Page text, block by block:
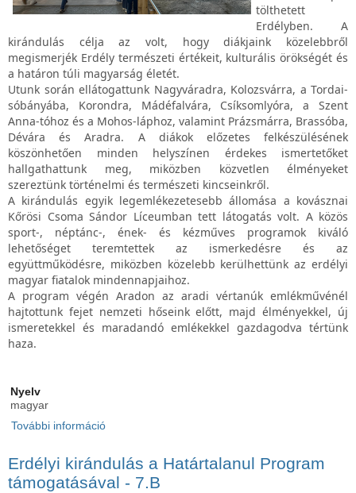
tölthetett
Erdélyben. A
kirándulás célja az volt, hogy diákjaink közelebbről
megismerjék Erdély természeti értékeit, kulturális örökségét és
a határon túli magyarság életét.
Utunk során ellátogattunk Nagyváradra, Kolozsvárra, a Tordai-
sóbányába, Korondra, Mádéfalvára, Csíksomlyóra, a Szent
Anna-tóhoz és a Mohos-láphoz, valamint Prázsmárra, Brassóba,
Dévára és Aradra. A diákok előzetes felkészülésének
köszönhetően minden helyszínen érdekes ismertetőket
hallgathattunk meg, miközben közvetlen élményeket
szereztünk történelmi és természeti kincseinkről.
A kirándulás egyik legemlékezetesebb állomása a kovásznai
Kőrösi Csoma Sándor Líceumban tett látogatás volt. A közös
sport-, néptánc-, ének- és kézműves programok kiváló
lehetőséget teremtettek az ismerkedésre és az
együttműködésre, miközben közelebb kerülhettünk az erdélyi
magyar fiatalok mindennapjaihoz.
A program végén Aradon az aradi vértanúk emlékművénél
hajtottunk fejet nemzeti hőseink előtt, majd élményekkel, új
ismeretekkel és maradandó emlékekkel gazdagodva tértünk
haza.
Nyelv
magyar
További információ
Erdélyi kirándulás a Határtalanul Program
támogatásával - 7.B